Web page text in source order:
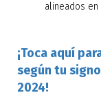
alineados
¡Toca aquí
según tu
2024!